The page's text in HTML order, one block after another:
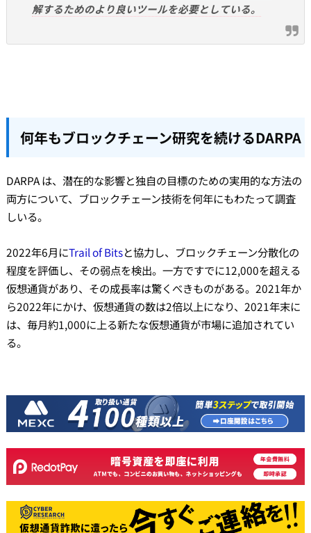
解するためのより良いツールを必要としている。
何年もブロックチェーン研究を続けるDARPA
DARPA は、潜在的な影響と独自の目標のための実用的な方法の
両方について、ブロックチェーン技術を何年にもわたって調査
しいる。
2022年6月にTrail of Bitsと協力し、ブロックチェーン分散化の
程度を評価し、その弱点を検出。一方ですでに12,000を超える
仮想通貨があり、その成長率は驚くべきものがある。2021年か
ら2022年にかけ、仮想通貨の数は2倍以上になり、2021年末に
は、毎月約1,000に上る新たな仮想通貨が市場に追加されてい
る。